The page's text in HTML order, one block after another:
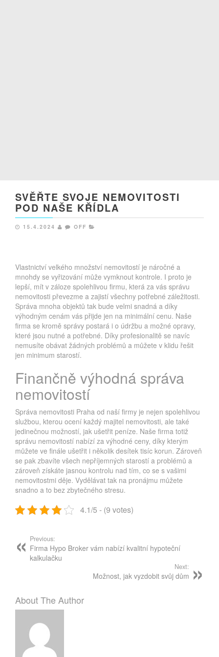
SVĚŘTE SVOJE NEMOVITOSTI
POD NAŠE KŘÍDLA
15.4.2024 OFF
Vlastnictví velkého množství nemovitostí je náročné a
mnohdy se vyřizování může vymknout kontrole. I proto je
lepší, mít v záloze spolehlivou firmu, která za vás správu
nemovitosti převezme a zajistí všechny potřebné záležitosti.
Správa mnoha objektů tak bude velmi snadná a díky
výhodným cenám vás přijde jen na minimální cenu. Naše
firma se kromě správy postará i o údržbu a možné opravy,
které jsou nutné a potřebné. Díky profesionalitě se navíc
nemusíte obávat žádných problémů a můžete v klidu řešit
jen minimum starostí.
Finančně výhodná správa
nemovitostí
Správa nemovitosti Praha od naší firmy je nejen spolehlivou
službou, kterou ocení každý majitel nemovitosti, ale také
jedinečnou možností, jak ušetřit peníze. Naše firma totiž
správu nemovitostí nabízí za výhodné ceny, díky kterým
můžete ve finále ušetřit i několik desítek tisíc korun. Zároveň
se pak zbavíte všech nepříjemných starostí a problémů a
zároveň získáte jasnou kontrolu nad tím, co se s vašimi
nemovitostmi děje. Vydělávat tak na pronájmu můžete
snadno a to bez zbytečného stresu.
4.1/5 - (9 votes)
navigation
Previous:
Firma Hypo Broker vám nabízí kvalitní hypoteční
kalkulačku
Next:
Možnost, jak vyzdobit svůj dům
About The Author